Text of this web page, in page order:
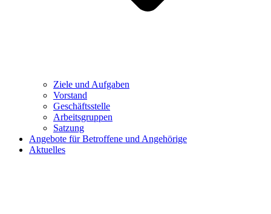
Ziele und Aufgaben
Vorstand
Geschäftsstelle
Arbeitsgruppen
Satzung
Angebote für Betroffene und Angehörige
Aktuelles